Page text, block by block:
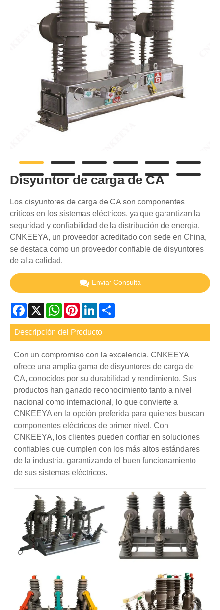
Disyuntor de carga de CA
Los disyuntores de carga de CA son componentes
críticos en los sistemas eléctricos, ya que garantizan la
seguridad y confiabilidad de la distribución de energía.
CNKEEYA, un proveedor acreditado con sede en China,
se destaca como un proveedor confiable de disyuntores
de alta calidad.
Enviar Consulta
Facebook
X WhatsApp
PinterestLinkedIn
Descripción del Producto
Con un compromiso con la excelencia, CNKEEYA
ofrece una amplia gama de disyuntores de carga de
CA, conocidos por su durabilidad y rendimiento. Sus
productos han ganado reconocimiento tanto a nivel
nacional como internacional, lo que convierte a
CNKEEYA en la opción preferida para quienes buscan
componentes eléctricos de primer nivel. Con
CNKEEYA, los clientes pueden confiar en soluciones
confiables que cumplen con los más altos estándares
de la industria, garantizando el buen funcionamiento
de sus sistemas eléctricos.